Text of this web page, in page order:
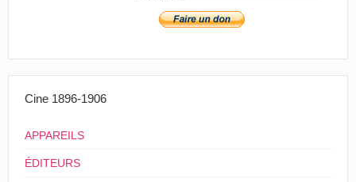
Cine 1896-1906
APPAREILS
ÉDITEURS